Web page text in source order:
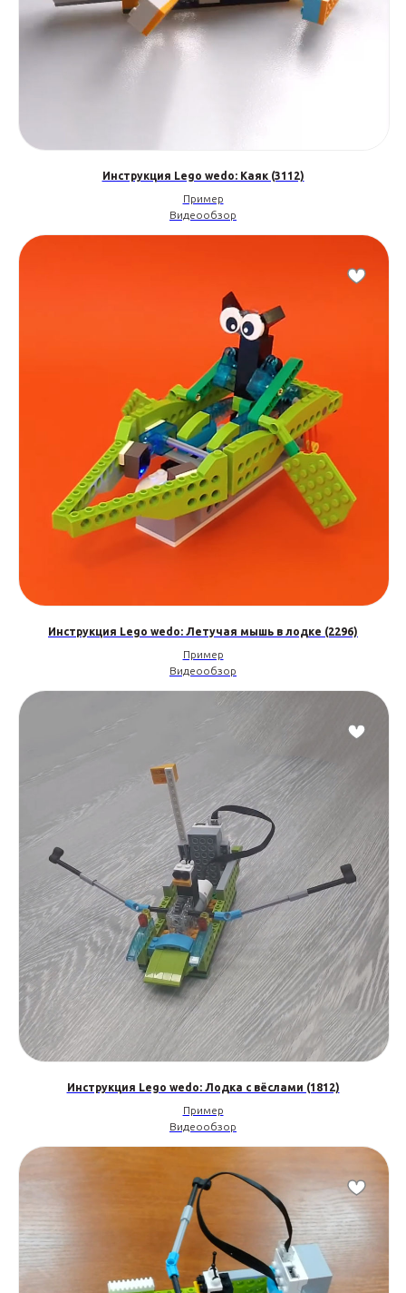
Инструкция Lego wedo: Каяк (3112)
Пример
Видеообзор
Инструкция Lego wedo: Летучая мышь в лодке (2296)
Пример
Видеообзор
Инструкция Lego wedo: Лодка с вёслами (1812)
Пример
Видеообзор